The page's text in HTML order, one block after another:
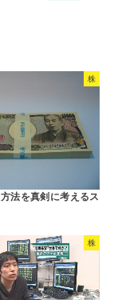
株
法を真剣に考えるス
株